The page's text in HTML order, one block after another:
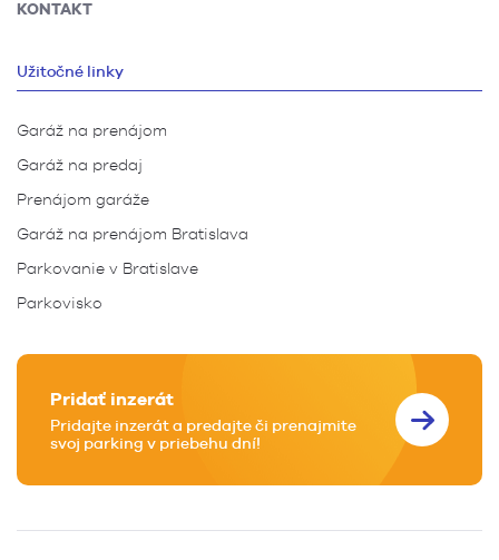
KONTAKT
Užitočné linky
Garáž na prenájom
Garáž na predaj
Prenájom garáže
Garáž na prenájom Bratislava
Parkovanie v Bratislave
Parkovisko
Pridať inzerát
Pridajte inzerát a predajte či prenajmite
svoj parking v priebehu dní!